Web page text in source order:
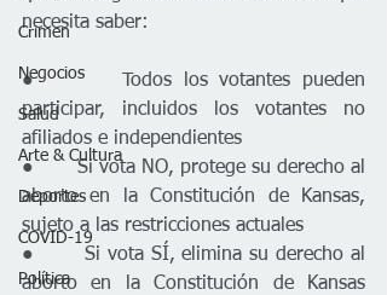
Crimen
Negocios
Salud
Arte & Cultura
Deportes
COVID-19
Política
necesita saber:
●       Todos los votantes pueden
participar, incluidos los votantes no
afiliados e independientes
●       Si vota NO, protege su derecho al
aborto en la Constitución de Kansas,
sujeto a las restricciones actuales
●       Si vota SÍ, elimina su derecho al
aborto en la Constitución de Kansas